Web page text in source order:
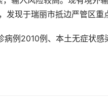
发现于瑞丽市抵边严管区重
例2010例、本土无症状